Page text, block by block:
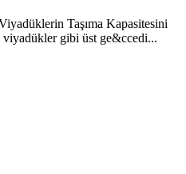
Taşıma Kapasitesini
gibi üst ge&ccedi...